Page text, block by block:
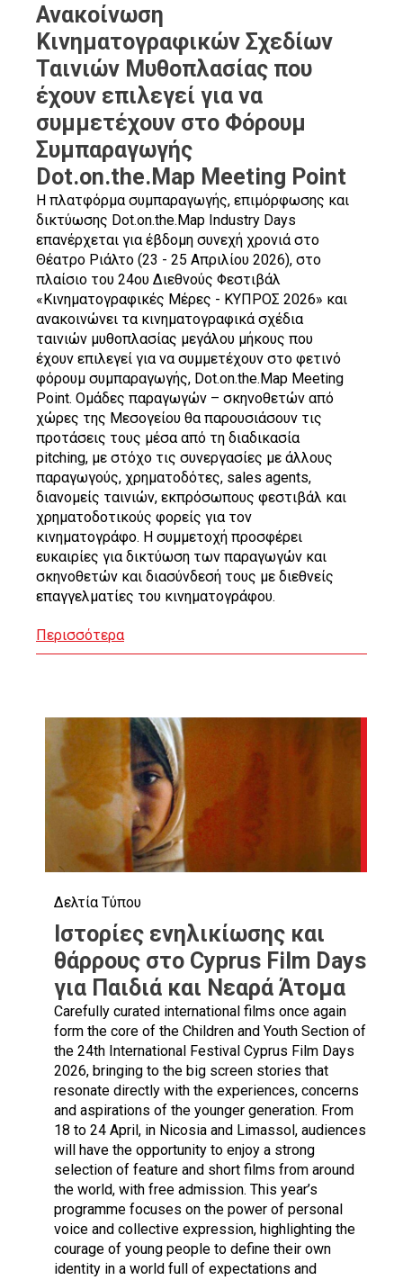
Ανακοίνωση
Κινηματογραφικών Σχεδίων
Ταινιών Μυθοπλασίας που
έχουν επιλεγεί για να
συμμετέχουν στο Φόρουμ
Συμπαραγωγής
Dot.on.the.Map Meeting Point
Η πλατφόρμα συμπαραγωγής, επιμόρφωσης και
δικτύωσης Dot.on.the.Map Ιndustry Days
επανέρχεται για έβδομη συνεχή χρονιά στο
Θέατρο Ριάλτο (23 - 25 Απριλίου 2026), στο
πλαίσιο του 24ου Διεθνούς Φεστιβάλ
«Κινηματογραφικές Μέρες - ΚΥΠΡΟΣ 2026» και
ανακοινώνει τα κινηματογραφικά σχέδια
ταινιών μυθοπλασίας μεγάλου μήκους που
έχουν επιλεγεί για να συμμετέχουν στο φετινό
φόρουμ συμπαραγωγής, Dot.on.the.Map Meeting
Point. Ομάδες παραγωγών – σκηνοθετών από
χώρες της Μεσογείου θα παρουσιάσουν τις
προτάσεις τους μέσα από τη διαδικασία
pitching, με στόχο τις συνεργασίες με άλλους
παραγωγούς, χρηματοδότες, sales agents,
διανομείς ταινιών, εκπρόσωπους φεστιβάλ και
χρηματοδοτικούς φορείς για τον
κινηματογράφο. Η συμμετοχή προσφέρει
ευκαιρίες για δικτύωση των παραγωγών και
σκηνοθετών και διασύνδεσή τους με διεθνείς
επαγγελματίες του κινηματογράφου.
Περισσότερα
Δελτία Τύπου
Ιστορίες ενηλικίωσης και
θάρρους στο Cyprus Film Days
για Παιδιά και Νεαρά Άτομα
Carefully curated international films once again
form the core of the Children and Youth Section of
the 24th International Festival Cyprus Film Days
2026, bringing to the big screen stories that
resonate directly with the experiences, concerns
and aspirations of the younger generation. From
18 to 24 April, in Nicosia and Limassol, audiences
will have the opportunity to enjoy a strong
selection of feature and short films from around
the world, with free admission. This year’s
programme focuses on the power of personal
voice and collective expression, highlighting the
courage of young people to define their own
identity in a world full of expectations and